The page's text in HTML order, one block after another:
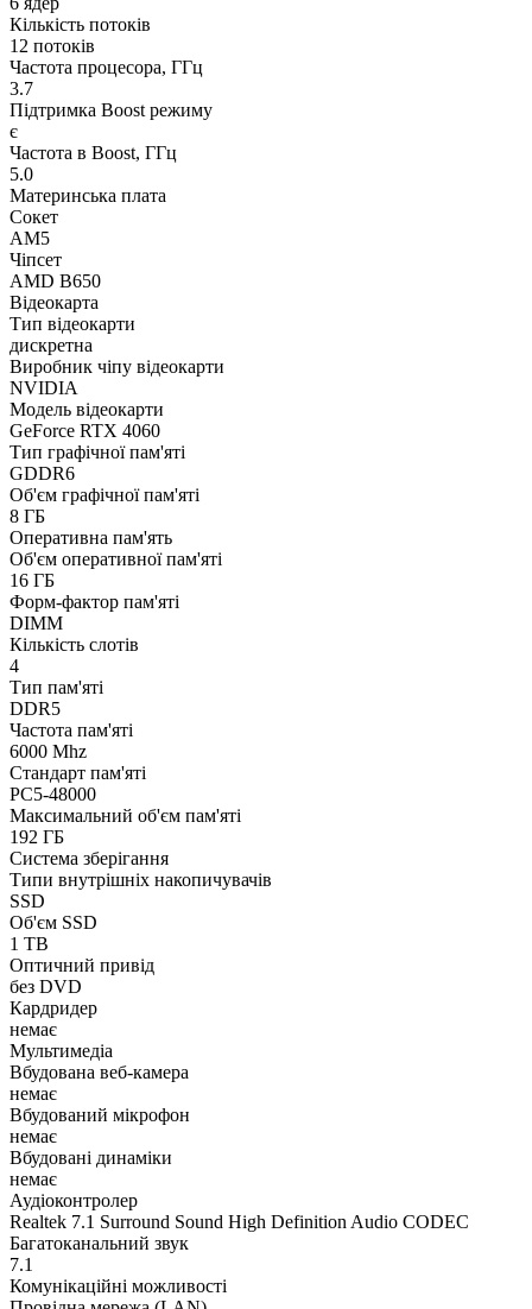
Кількість потоків
12 потоків
Частота процесора, ГГц
3.7
Підтримка Boost режиму
є
Частота в Boost, ГГц
5.0
Материнська плата
Сокет
AM5
Чіпсет
AMD B650
Відеокарта
Тип відеокарти
дискретна
Виробник чіпу відеокарти
NVIDIA
Модель відеокарти
GeForce RTX 4060
Тип графічної пам'яті
GDDR6
Об'єм графічної пам'яті
8 ГБ
Оперативна пам'ять
Об'єм оперативної пам'яті
16 ГБ
Форм-фактор пам'яті
DIMM
Кількість слотів
4
Тип пам'яті
DDR5
Частота пам'яті
6000 Mhz
Стандарт пам'яті
PC5-48000
Максимальний об'єм пам'яті
192 ГБ
Система зберігання
Типи внутрішніх накопичувачів
SSD
Об'єм SSD
1 TB
Оптичний привід
без DVD
Кардридер
немає
Мультимедіа
Вбудована веб-камера
немає
Вбудований мікрофон
немає
Вбудовані динаміки
немає
Аудіоконтролер
Realtek 7.1 Surround Sound High Definition Audio CODEC
Багатоканальний звук
7.1
Комунікаційні можливості